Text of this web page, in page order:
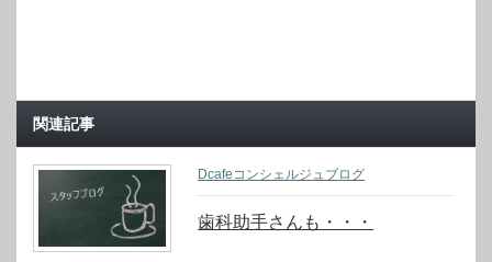
関連記事
Dcafeコンシェルジュブログ
歯科助手さんも・・・